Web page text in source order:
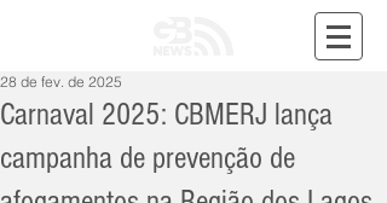
Carnaval 2025: CBMERJ lança
campanha de prevenção de
28 de fev. de 2025